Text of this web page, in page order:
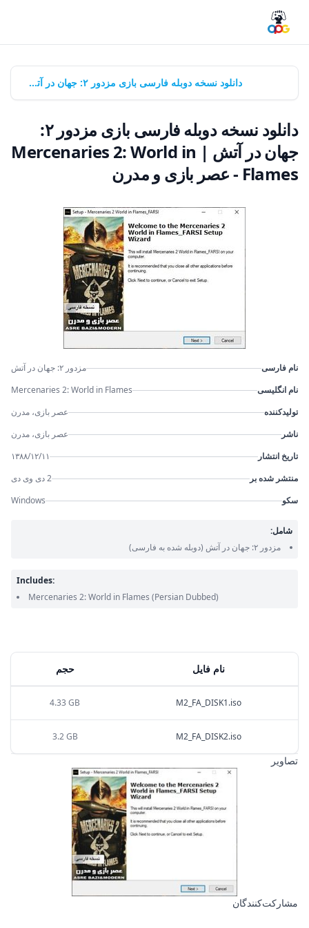
بازی‌ها دانلود نسخه دوبله فارسی بازی مزدور ۲: جهان در آتش | Mercenaries 2: World in Flames - عصر بازی و مدرن
دانلود نسخه دوبله فارسی بازی مزدور ۲:
جهان در آتش | Mercenaries 2: World in
Flames - عصر بازی و مدرن
نام فایل حجم
M2_FA_DISK1.iso
4.33 GB
M2_FA_DISK2.iso
3.2 GB
تصاویر
مشارکت‌کنندگان
نام فارسی
مزدور ۲: جهان در آتش
نام انگلیسی
Mercenaries 2: World in Flames
تولیدکننده
عصر بازی، مدرن
ناشر
عصر بازی، مدرن
تاریخ انتشار
۱۳۸۸/۱۲/۱۱
منتشر شده بر
2 دی وی دی
سکو
Windows
شامل:
مزدور ۲: جهان در آتش
(دوبله شده به فارسی)
Includes:
Mercenaries 2: World in Flames (Persian Dubbed)